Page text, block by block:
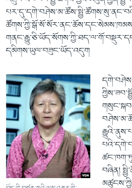
དམིགས་ཡུལ་བཟུང་ཡོད་འདུག
བཞིན།